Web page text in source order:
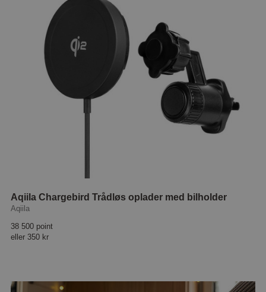
Aqiila Chargebird Trådløs oplader med bilholder
Aqiila
38 500 point
eller 350 kr